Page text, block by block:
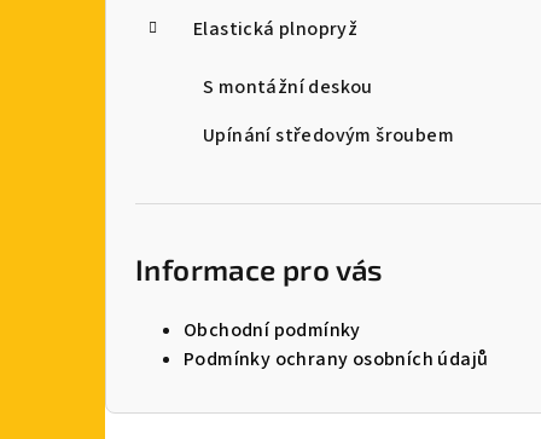
Elastická plnopryž
S montážní deskou
Upínání středovým šroubem
Informace pro vás
Obchodní podmínky
Podmínky ochrany osobních údajů